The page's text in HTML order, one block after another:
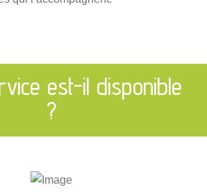
est-il disponible
?